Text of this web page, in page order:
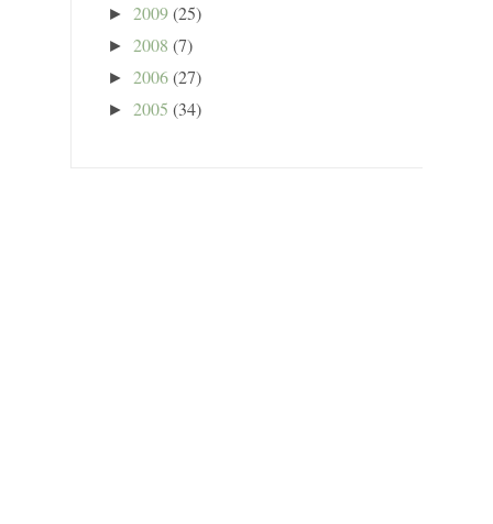
► 2009(25)
► 2008 (7)
► 2006(27)
► 2005 (34)